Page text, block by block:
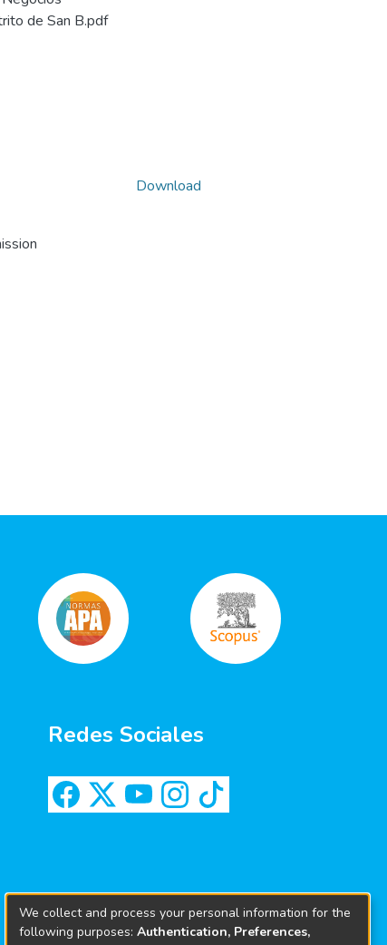
de San B.pdf
Download
Redes Sociales
We collect and process your personal information for the
following purposes: Authentication, Preferences,